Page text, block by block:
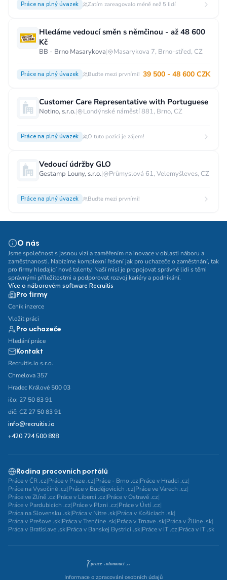
Práce na plný úvazek Zatím zareagovalo méně než 5 lidí
Hledáme vedoucí směn s němčinou - až 48 600
Kč
BB - Brno Masarykova| Masarykova 7, Brno-střed, CZ
Práce na plný úvazek Buďte mezi prvními! 39 500 - 48 600 CZK
Customer Care Representative with Portuguese
Notino, s.r.o.| Londýnské náměstí 881, Brno, CZ
Práce na plný úvazek O tuto pozici je zájem!
Vedoucí údržby GLO
Gestamp Louny, s.r.o.| Průmyslová 61, Velemyšleves, CZ
Práce na plný úvazek Buďte mezi prvními!
O nás
Jsme společnost s jasnou vizí a zaměřením na inovace v oblasti náboru a
zaměstnanosti. Nabízíme komplexní řešení jak pro uchazeče o zaměstnání, tak
pro firmy hledající nové talenty. Naší misí je propojovat správné lidi s těmi
správnými příležitostmi a podporovat rozvoj kariéry a podnikání.
Více o náborovém software Recruitis
Pro firmy
Ceník inzerce
Vložit práci
Pro uchazeče
Hledání práce
Kontakt
Recruitis.io s.r.o.
Chmelova 357
Hradec Králové 500 03
ičo: 27 50 83 91
dič: CZ 27 50 83 91
info@recruitis.io
+420 724 500 898
Rodina pracovních portálů
Práce v ČR .cz|Práce v Praze .cz|Práce - Brno .cz|Práce v Hradci .cz|
Práce na Vysočině .cz|Práce v Budějovicích .cz|Práce ve Varech .cz|
Práce ve Zlíně .cz|Práce v Liberci .cz|Práce v Ostravě .cz|
Práce v Pardubicích .cz|Práce v Plzni .cz|Práce v Ústí .cz|
Práca na Slovensku .sk|Práca v Nitre .sk|Práca v Košiciach .sk|
Práca v Prešove .sk|Práca v Trenčíne .sk|Práca v Trnave .sk|Práca v Žiline .sk|
Práca v Bratislave .sk|Práca v Banskej Bystrici .sk|Práce v IT .cz|Práca v IT .sk
Informace o zpracování osobních údajů